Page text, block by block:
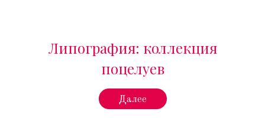
Липография: коллекция
поцелуев
Далее